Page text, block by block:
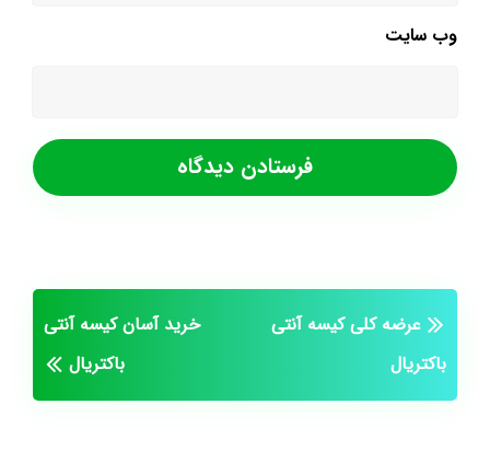
وب‌ سایت
عرضه کلی کیسه آنتی
باکتریال
خرید آسان کیسه آنتی
باکتریال